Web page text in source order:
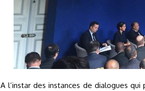
A l’instar des instances de dialogues